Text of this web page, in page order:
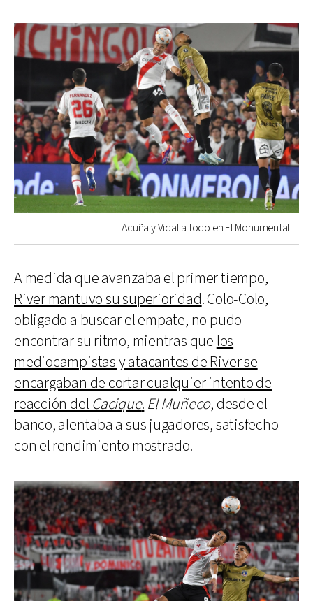
Acuña y Vidal a todo en El Monumental.
A medida que avanzaba el primer tiempo,
River mantuvo su superioridad. Colo-Colo,
obligado a buscar el empate, no pudo
encontrar su ritmo, mientras que los
mediocampistas y atacantes de River se
encargaban de cortar cualquier intento de
reacción del Cacique. El Muñeco, desde el
banco, alentaba a sus jugadores, satisfecho
con el rendimiento mostrado.